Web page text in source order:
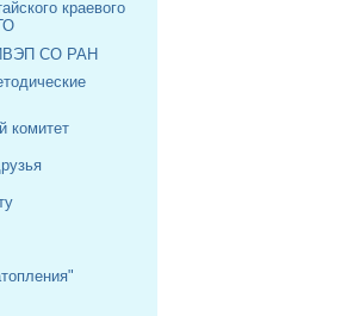
краевого
СО РАН
комитет